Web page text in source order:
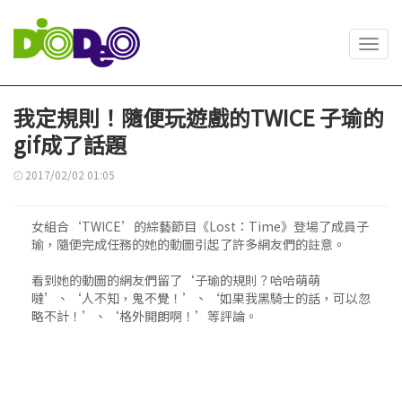
我定規則！隨便玩遊戲的TWICE 子瑜的
gif成了話題
2017/02/02 01:05
女組合‘TWICE’的綜藝節目《Lost：Time》登場了成員子
瑜，隨便完成任務的她的動圖引起了許多網友們的註意。
看到她的動圖的網友們留了‘子瑜的規則？哈哈萌萌
噠’、‘人不知，鬼不覺！’、‘如果我黑騎士的話，可以忽
略不計！’、‘格外開朗啊！’等評論。